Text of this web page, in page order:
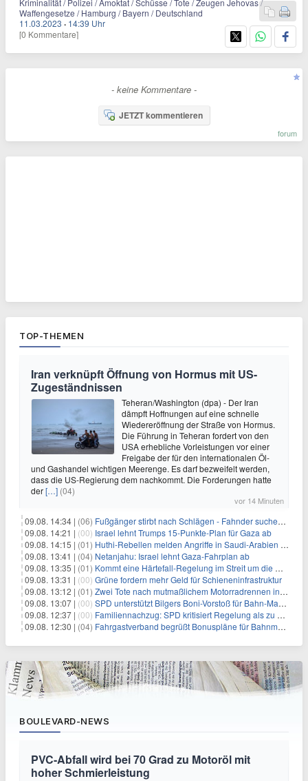
Kriminalität / Polizei / Amoktat / Schüsse / Tote / Zeugen Jehovas /
Waffengesetze / Hamburg / Bayern / Deutschland
11.03.2023 · 14:39 Uhr
[0 Kommentare]
- keine Kommentare -
JETZT kommentieren
forum
TOP-THEMEN
Iran verknüpft Öffnung von Hormus mit US-
Zugeständnissen
Teheran/Washington (dpa) - Der Iran
dämpft Hoffnungen auf eine schnelle
Wiedereröffnung der Straße von Hormus.
Die Führung in Teheran fordert von den
USA erhebliche Vorleistungen vor einer
Freigabe der für den internationalen Öl-
und Gashandel wichtigen Meerenge. Es darf bezweifelt werden,
dass die US-Regierung dem nachkommt. Die Forderungen hatte
der[…] (04)
vor 14 Minuten
09.08. 14:34 | (06) Fußgänger stirbt nach Schlägen - Fahnder suchen Autofahrer
09.08. 14:21 | (00) Israel lehnt Trumps 15-Punkte-Plan für Gaza ab
09.08. 14:15 | (01) Huthi-Rebellen melden Angriffe in Saudi-Arabien und im Jemen
09.08. 13:41 | (04) Netanjahu: Israel lehnt Gaza-Fahrplan ab
09.08. 13:35 | (01) Kommt eine Härtefall-Regelung im Streit um die Rente mit 63?
09.08. 13:31 | (00) Grüne fordern mehr Geld für Schieneninfrastruktur
09.08. 13:12 | (01) Zwei Tote nach mutmaßlichem Motorradrennen in Köln
09.08. 13:07 | (00) SPD unterstützt Bilgers Boni-Vorstoß für Bahn-Manager
09.08. 12:37 | (00) Familiennachzug: SPD kritisiert Regelung als zu streng
09.08. 12:30 | (04) Fahrgastverband begrüßt Bonuspläne für Bahnmanager
BOULEVARD-NEWS
PVC-Abfall wird bei 70 Grad zu Motoröl mit
hoher Schmierleistung